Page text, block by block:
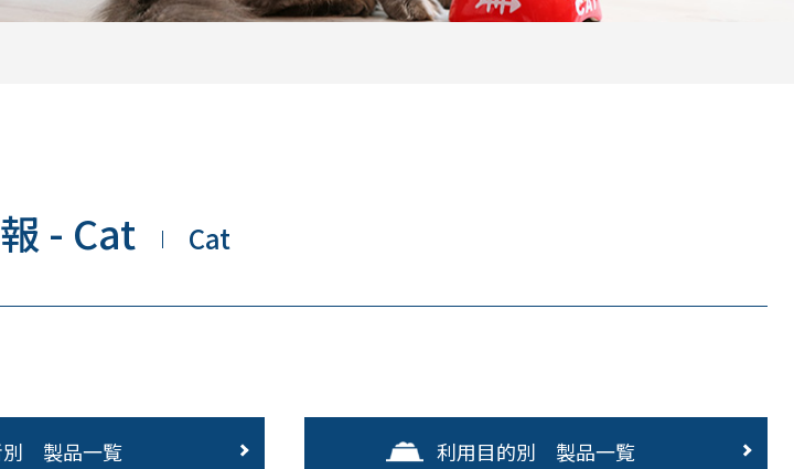
- Cat Cat
別 製品一覧 利用目的別 製品一覧